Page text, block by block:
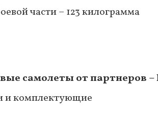
части – 123 килограмма
самолеты от партнеров
и комплектующие